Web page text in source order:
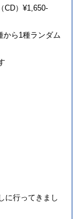
CD）¥1,650-
から1種ランダム
に行ってきまし